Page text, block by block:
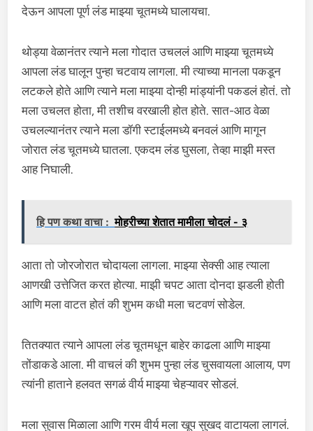
देऊन आपला पूर्ण लंड माझ्या चूतमध्ये घालायचा.
थोड्या वेळानंतर त्याने मला गोदात उचललं आणि माझ्या चूतमध्ये
आपला लंड घालून पुन्हा चटवाय लागला. मी त्याच्या मानला पकडून
लटकले होते आणि त्याने मला माझ्या दोन्ही मांड्यांनी पकडलं होतं. तो
मला उचलत होता, मी तशीच वरखाली होत होते. सात-आठ वेळा
उचलल्यानंतर त्याने मला डॉगी स्टाईलमध्ये बनवलं आणि मागून
जोरात लंड चूतमध्ये घातला. एकदम लंड घुसला, तेव्हा माझी मस्त
आह निघाली.
हि पण कथा वाचा : मोहरीच्या शेतात मामीला चोदलं - ३
आता तो जोरजोरात चोदायला लागला. माझ्या सेक्सी आह त्याला
आणखी उत्तेजित करत होत्या. माझी चपट आता दोनदा झडली होती
आणि मला वाटत होतं की शुभम कधी मला चटवणं सोडेल.
तितक्यात त्याने आपला लंड चूतमधून बाहेर काढला आणि माझ्या
तोंडाकडे आला. मी वाचलं की शुभम पुन्हा लंड चुसवायला आलाय, पण
त्यांनी हाताने हलवत सगळं वीर्य माझ्या चेहऱ्यावर सोडलं.
मला सुवास मिळाला आणि गरम वीर्य मला खूप सुखद वाटायला लागलं.